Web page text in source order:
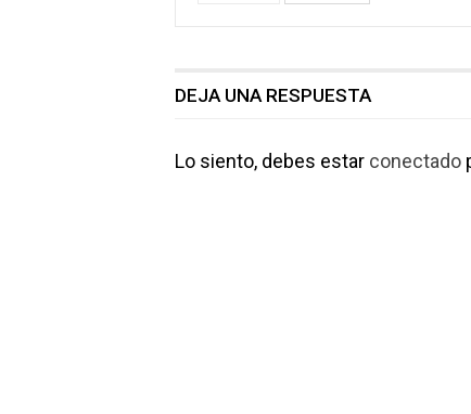
DEJA UNA RESPUESTA
Lo siento, debes estar conectado